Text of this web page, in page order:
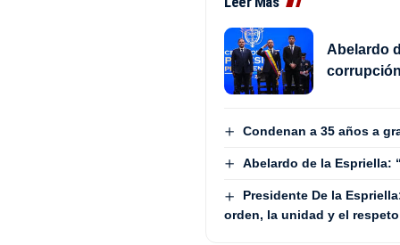
Abelardo
Condenan a 35 años a
Abelardo de la Espriella:
Presidente De la
orden, la unidad y el